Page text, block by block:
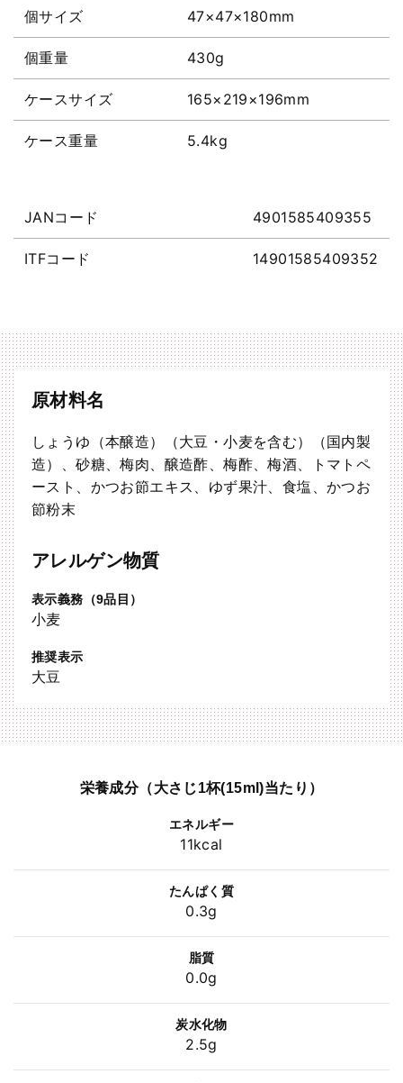
個サイズ 47×47×180mm
個重量 430g
ケースサイズ 165×219×196mm
ケース重量 5.4kg
JANコード 4901585409355
ITFコード 14901585409352
原材料名
しょうゆ（本醸造）（大豆・小麦を含む）（国内製
造）、砂糖、梅肉、醸造酢、梅酢、梅酒、トマトペ
ースト、かつお節エキス、ゆず果汁、食塩、かつお
節粉末
アレルゲン物質
表示義務（9品目）
小麦
推奨表示
大豆
栄養成分（大さじ1杯(15ml)当たり）
エネルギー
11kcal
たんぱく質
0.3g
脂質
0.0g
炭水化物
2.5g